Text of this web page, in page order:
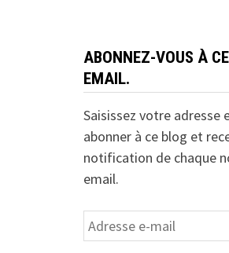
ABONNEZ-VOUS À
EMAIL.
Saisissez votre adresse
abonner à ce blog et
notification de chaque
email.
Adresse
e-